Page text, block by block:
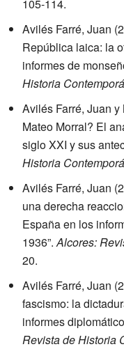
105-114.
Avilés Farré, Juan
República laica: la
informes de
Historia
Avilés Farré, Juan y
Mateo Morral? El
siglo XXI y sus
Historia
Avilés Farré, Juan
una derecha
España en los
1936”.Alcores:
20.
Avilés Farré, Juan
fascismo: la
informes
Revista de Historia